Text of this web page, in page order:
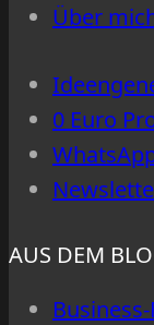
Über
0 Euro
AUS DEM